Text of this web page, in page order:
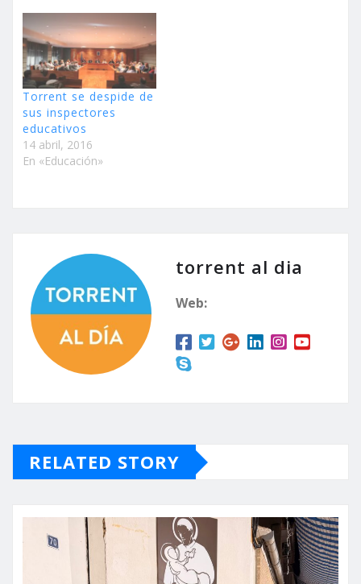
Torrent se despide de
sus inspectores
educativos
14 abril, 2016
En «Educación»
torrent al dia
Web:
RELATED STORY